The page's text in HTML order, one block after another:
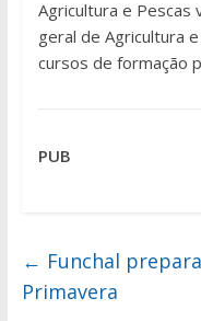
Agricultura e Pescas
geral de Agricultura
cursos de formação
PUB
← Funchal
Primavera